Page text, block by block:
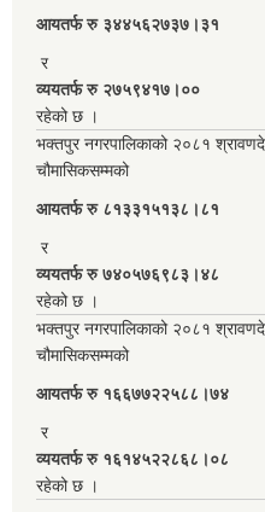
आयतर्फ रु‌ ३४४५६२७३७।३१
र
व्ययतर्फ रु २७५९४१७।००
रहेको छ ।
भक्तपुर नगरपालिकाको २०८१
चौमासिकसम्मको
आयतर्फ रु‌ ८१३३१५१३८।८१
र
व्ययतर्फ रु ७४०५७६९८३।४८
रहेको छ ।
भक्तपुर नगरपालिकाको २०८१
चौमासिकसम्मको
आयतर्फ रु‌ १६६७७२२५८८।७४
र
व्ययतर्फ रु १६१४५२२८६८।०८
रहेको छ ।